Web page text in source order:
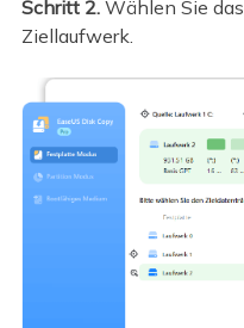
Schritt 2. Wählen Sie
Ziellaufwerk.